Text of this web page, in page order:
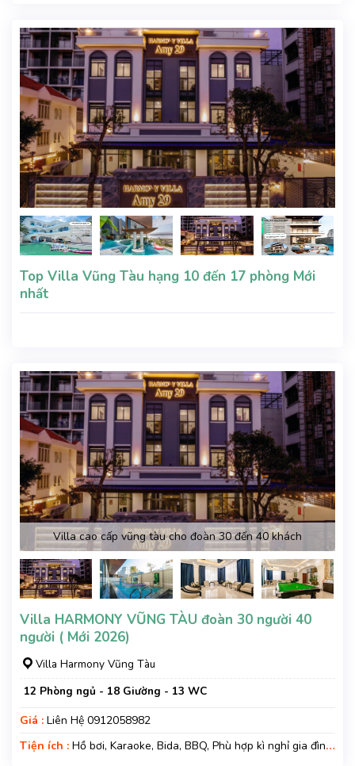
Top Villa Vũng Tàu hạng 10 đến 17 phòng Mới
nhất
Villa cao cấp vũng tàu cho đoàn 30 đến 40 khách
Villa HARMONY VŨNG TÀU đoàn 30 người 40
người ( Mới 2026)
Villa Harmony Vũng Tàu
12 Phòng ngủ - 18 Giường - 13 WC
Giá : Liên Hệ 0912058982
Tiện ích : Hồ bơi, Karaoke, Bida, BBQ, Phù hợp kì nghỉ gia đình,